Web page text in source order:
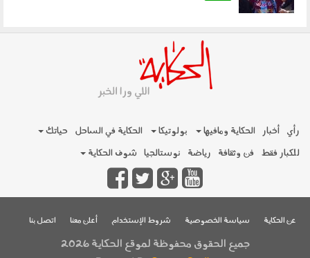
رأي أخبار الحكاية ومافيها بولوتيكا الحكاية في الساحل
حياتك
للكبار فقط فن وثقافة رياضة نوستالجيا شوف الحكاية
عن الحكاية سياسة الخصوصية شروط الإستخدام أعلن معنا اتصل بنا
جميع الحقوق محفوظة لموقع الحكاية 2026